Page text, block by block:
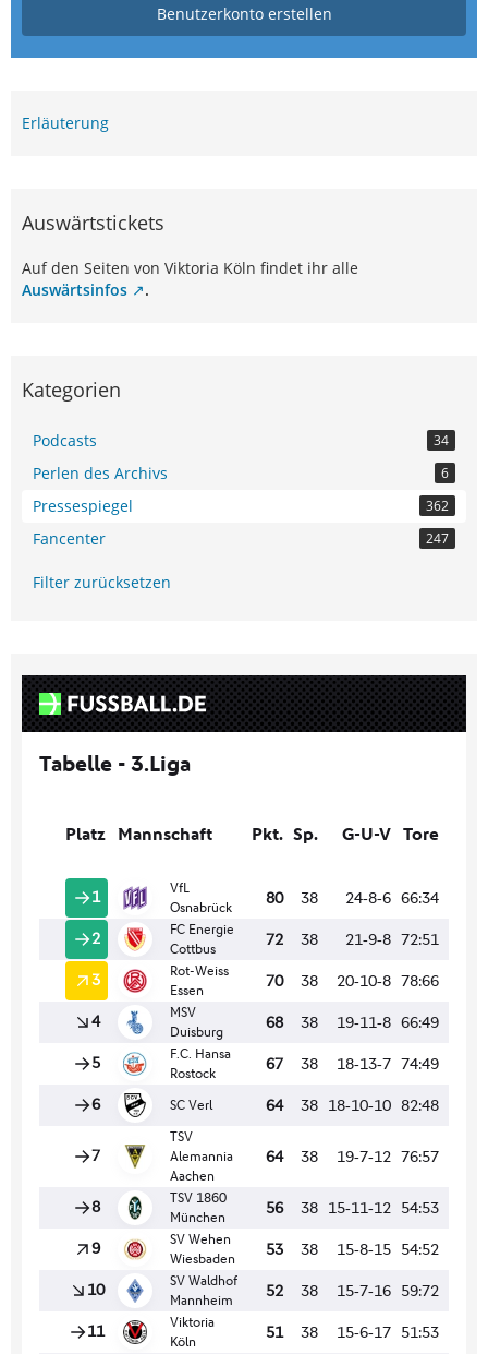
Benutzerkonto erstellen
Erläuterung
Auswärtstickets
Auf den Seiten von Viktoria Köln findet ihr alle
Auswärtsinfos
.
Kategorien
Podcasts 34
Perlen des Archivs 6
Pressespiegel 362
Fancenter 247
Filter zurücksetzen